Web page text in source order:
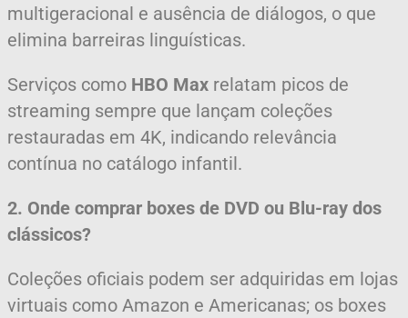
multigeracional e ausência de diálogos, o que
elimina barreiras linguísticas.
Serviços como HBO Max relatam picos de
streaming sempre que lançam coleções
restauradas em 4K, indicando relevância
contínua no catálogo infantil.
2. Onde comprar boxes de DVD ou Blu-ray dos
clássicos?
Coleções oficiais podem ser adquiridas em lojas
virtuais como Amazon e Americanas; os boxes